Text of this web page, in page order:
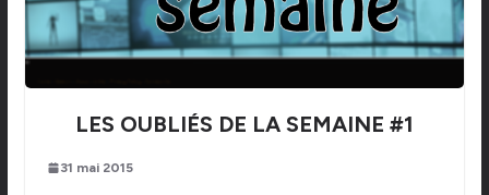
LES OUBLIÉS DE LA SEMAINE #1
31 mai 2015